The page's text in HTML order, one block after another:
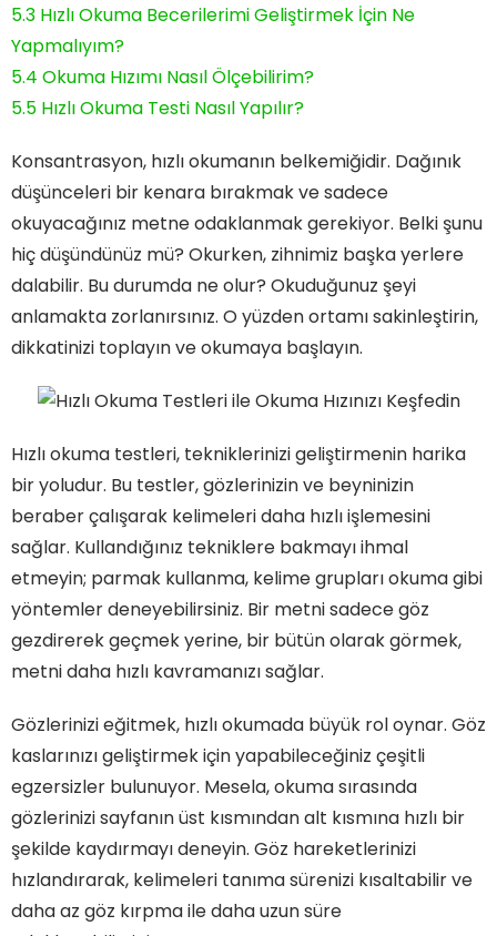
5.3 Hızlı Okuma Becerilerimi Geliştirmek İçin Ne
Yapmalıyım?
5.4 Okuma Hızımı Nasıl Ölçebilirim?
5.5 Hızlı Okuma Testi Nasıl Yapılır?
Konsantrasyon, hızlı okumanın belkemiğidir. Dağınık
düşünceleri bir kenara bırakmak ve sadece
okuyacağınız metne odaklanmak gerekiyor. Belki şunu
hiç düşündünüz mü? Okurken, zihnimiz başka yerlere
dalabilir. Bu durumda ne olur? Okuduğunuz şeyi
anlamakta zorlanırsınız. O yüzden ortamı sakinleştirin,
dikkatinizi toplayın ve okumaya başlayın.
Hızlı okuma testleri, tekniklerinizi geliştirmenin harika
bir yoludur. Bu testler, gözlerinizin ve beyninizin
beraber çalışarak kelimeleri daha hızlı işlemesini
sağlar. Kullandığınız tekniklere bakmayı ihmal
etmeyin; parmak kullanma, kelime grupları okuma gibi
yöntemler deneyebilirsiniz. Bir metni sadece göz
gezdirerek geçmek yerine, bir bütün olarak görmek,
metni daha hızlı kavramanızı sağlar.
Gözlerinizi eğitmek, hızlı okumada büyük rol oynar. Göz
kaslarınızı geliştirmek için yapabileceğiniz çeşitli
egzersizler bulunuyor. Mesela, okuma sırasında
gözlerinizi sayfanın üst kısmından alt kısmına hızlı bir
şekilde kaydırmayı deneyin. Göz hareketlerinizi
hızlandırarak, kelimeleri tanıma sürenizi kısaltabilir ve
daha az göz kırpma ile daha uzun süre